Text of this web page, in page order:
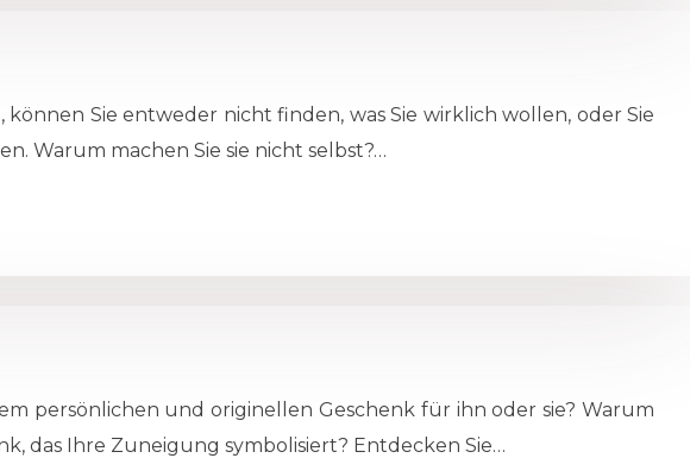
Sie entweder nicht finden, was Sie wirklich wollen, oder Sie
Warum machen Sie sie nicht selbst?…
persönlichen und originellen Geschenk für ihn oder sie? Warum
das Ihre Zuneigung symbolisiert? Entdecken Sie…